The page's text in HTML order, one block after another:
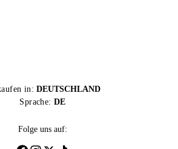
in: DEUTSCHLAND
Sprache: DE
Folge uns auf: